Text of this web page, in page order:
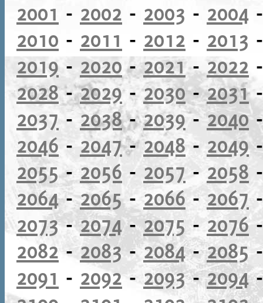
2001 - 2002 - 2003 - 2004
2010 - 2011 - 2012 - 2013
2019-2020-2021- 2022
2028-2029-2030-2031
2037 - 2038-2039-2040
2046 - 2047-2048- 2049
2055- 2056 - 2057 - 2058
2064-2065-2066-2067
2073-2074-2075 -2076
2082 - 2083-2084-2085
2091 - 2092- 2093-2094